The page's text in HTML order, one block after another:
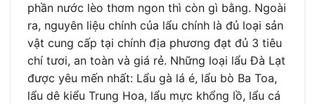
phần nước lèo thơm ngon thì còn gì bằng. Ngoài
ra, nguyên liệu chính của lẩu chính là đủ loại sản
vật cung cấp tại chính địa phương đạt đủ 3 tiêu
chí tươi, an toàn và giá rẻ. Những loại lẩu Đà Lạt
được yêu mến nhất: Lẩu gà lá é, lẩu bò Ba Toa,
lẩu dê kiểu Trung Hoa, lẩu mực khổng lồ, lẩu cá